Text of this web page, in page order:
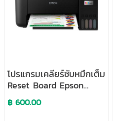
โปรแกรมเคลียร์ซับหมึกเต็ม
Reset Board Epson
L3250
฿ 600.00